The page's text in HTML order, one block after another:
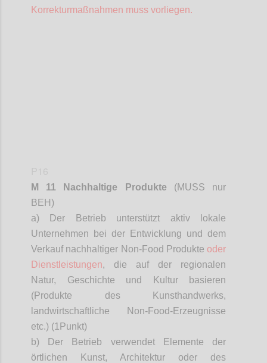
Korrekturmaßnahmen muss vorliegen.
M 11 Nachhaltige Produkte (MUSS nur
BEH)
a) Der Betrieb unterstützt aktiv lokale
Unternehmen bei der Entwicklung und dem
Verkauf nachhaltiger Non-Food Produkte oder
Dienstleistungen, die auf der regionalen
Natur, Geschichte und Kultur basieren
(Produkte des Kunsthandwerks,
landwirtschaftliche Non-Food-Erzeugnisse
etc.) (1 Punkt)
b) Der Betrieb verwendet Elemente der
örtlichen Kunst, Architektur oder des